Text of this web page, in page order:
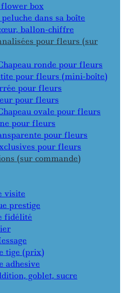
flower box
dans sa boîte
ballon-chiffre
pour fleurs (sur
ronde pour fleurs
pour fleurs (mini-boîte)
pour fleurs
pour fleurs
ovale pour fleurs
pour fleurs
pour fleurs
pour fleurs
(sur commande)
visite
prestige
fidélité
tige (prix)
adhesive
goblet, sucre